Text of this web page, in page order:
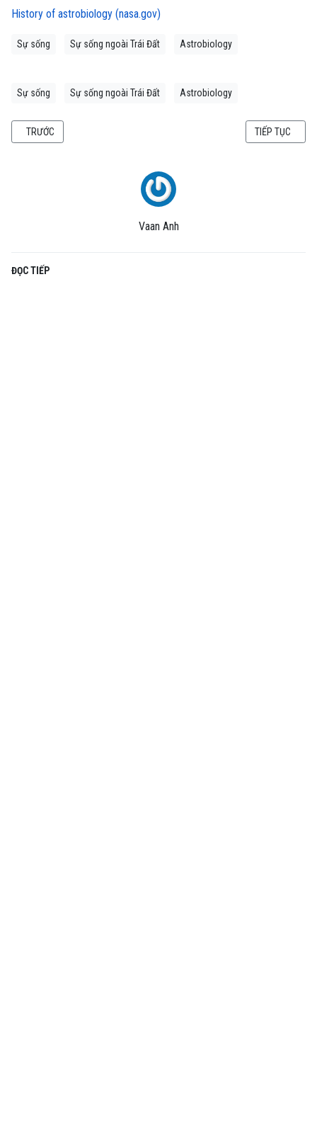
Vaan Anh
ĐỌC TIẾP
History of astrobiology (nasa.gov)
Sự sống Sự sống ngoài Trái Đất Astrobiology
Sự sống Sự sống ngoài Trái Đất Astrobiology
BÀI VIẾT TRƯỚC: BÃO MẶT TRỜI ẢNH HƯỞNG ĐẾN CÔNG NGHỆ CỦA
TRƯỚC BÀI VIẾT KẾ
TIẾP TỤC